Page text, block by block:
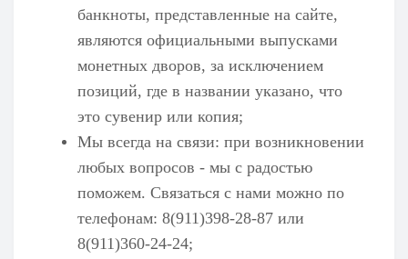
банкноты, представленные на сайте,
являются официальными выпусками
монетных дворов, за исключением
позиций, где в названии указано, что
это сувенир или копия;
Мы всегда на связи: при возникновении
любых вопросов - мы с радостью
поможем. Связаться с нами можно по
телефонам: 8(911)398-28-87 или
8(911)360-24-24;